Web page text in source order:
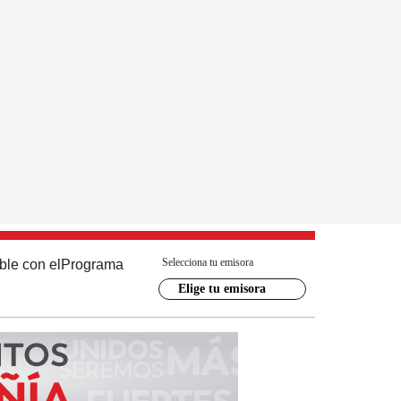
con el Programa Selecciona tu emisora
Elige tu emisora